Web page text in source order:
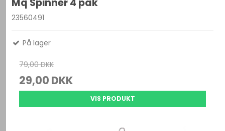
Mq Spinner 4 pak
23560491
På lager
79,00 DKK
29,00 DKK
VIS PRODUKT